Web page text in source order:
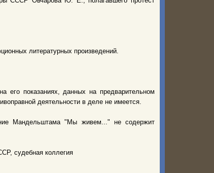
литературных произведений.
его показаниях, данных на предварительном
деятельности в деле не имеется.
Мандельштама "Мы живем..." не содержит
судебная коллегия